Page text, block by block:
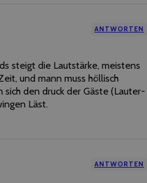
ANTWORTEN
steigt die Lautstärke, meistens
und mann muss höllisch
sich den druck der Gäste (Lauter-
Läst.
ANTWORTEN